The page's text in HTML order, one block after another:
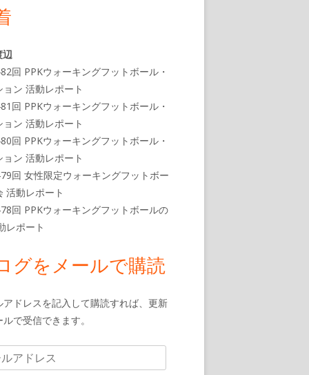
辺
回 PPKウォーキングフットボール・
ョン 活動レポート
回 PPKウォーキングフットボール・
ョン 活動レポート
回 PPKウォーキングフットボール・
ョン 活動レポート
回 女性限定ウォーキングフットボー
活動レポート
回 PPKウォーキングフットボールの
レポート
グをメールで購読
アドレスを記入して購読すれば、更新
で受信できます。